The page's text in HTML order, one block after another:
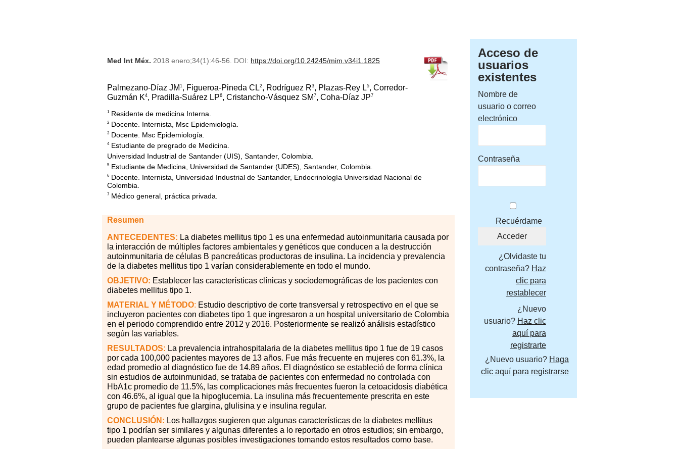
Med Int Méx. 2018 enero;34(1):46-56. DOI: https://doi.org/10.24245/mim.v34i1.1825
Palmezano-Díaz JM 1 , Figueroa-Pineda CL2, Rodríguez R3, Plazas-Rey L5, Corredor-
Guzmán K4, Pradilla-Suárez LP6, Cristancho-Vásquez SM 7, Coha-Díaz JP7
1 Residente de medicina Interna.
2 Docente. Internista, Msc Epidemiología.
3 Docente. Msc Epidemiología.
4Estudiante de pregrado de Medicina.
Universidad Industrial de Santander (UIS), Santander, Colombia.
5 Estudiante de Medicina, Universidad de Santander (UDES), Santander, Colombia.
6 Docente. Internista, Universidad Industrial de Santander, Endocrinología Universidad Nacional de
Colombia.
7 Médico general, práctica privada.
Resumen
ANTECEDENTES: La diabetes mellitus tipo 1 es una enfermedad autoinmunitaria causada por
la interacción de múltiples factores ambientales y genéticos que conducen a la destrucción
autoinmunitaria de células B pancreáticas productoras de insulina. La incidencia y prevalencia
de la diabetes mellitus tipo 1 varían considerablemente en todo el mundo.
OBJETIVO: Establecer las características clínicas y sociodemográficas de los pacientes con
diabetes mellitus tipo 1.
MATERIAL Y MÉTODO: Estudio descriptivo de corte transversal y retrospectivo en el que se
incluyeron pacientes con diabetes tipo 1 que ingresaron a un hospital universitario de Colombia
en el periodo comprendido entre 2012 y 2016. Posteriormente se realizó análisis estadístico
según las variables.
RESULTADOS: La prevalencia intrahospitalaria de la diabetes mellitus tipo 1 fue de 19 casos
por cada 100,000 pacientes mayores de 13 años. Fue más frecuente en mujeres con 61.3%, la
edad promedio al diagnóstico fue de 14.89 años. El diagnóstico se estableció de forma clínica
sin estudios de autoinmunidad, se trataba de pacientes con enfermedad no controlada con
HbA1c promedio de 11.5%, las complicaciones más frecuentes fueron la cetoacidosis diabética
con 46.6%, al igual que la hipoglucemia. La insulina más frecuentemente prescrita en este
grupo de pacientes fue glargina, glulisina y e insulina regular.
CONCLUSIÓN: Los hallazgos sugieren que algunas características de la diabetes mellitus
tipo 1 podrían ser similares y algunas diferentes a lo reportado en otros estudios; sin embargo,
pueden plantearse algunas posibles investigaciones tomando estos resultados como base.
Acceso de
usuarios
existentes
Nombre de
usuario o correo
electrónico
Contraseña
Recuérdame
¿Olvidaste tu
contraseña? Haz
clic para
restablecer
¿Nuevo
usuario? Haz clic
aquí para
registrarte
¿Nuevo usuario? Haga
clic aquí para registrarse